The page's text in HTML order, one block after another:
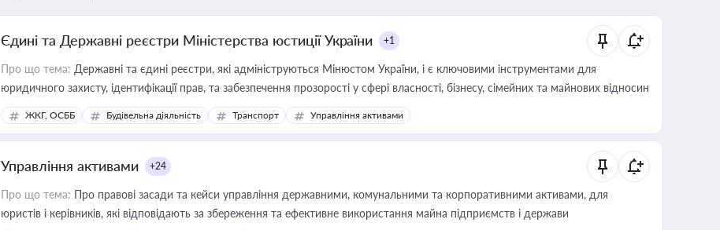
Єдині та Державні реєстри Міністерства юстиції України +1
Про що тема: Державні та єдині реєстри, які адмініструються Мінюстом України, і є ключовими інструментами для
юридичного захисту, ідентифікації прав, та забезпечення прозорості у сфері власності, бізнесу, сімейних та майнових відносин
ЖКГ, ОСББ Будівельна діяльність Транспорт Управління активами
Управління активами +24
Про що тема: Про правові засади та кейси управління державними, комунальними та корпоративними активами, для
юристів і керівників, які відповідають за збереження та ефективне використання майна підприємств і держави